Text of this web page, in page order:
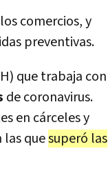
comercios, y
preventivas.
que trabaja con
de coronavirus.
en cárceles y
quesuperó las